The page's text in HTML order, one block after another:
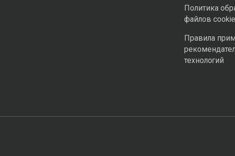
Политика
файлов cookie
Правила
технологий